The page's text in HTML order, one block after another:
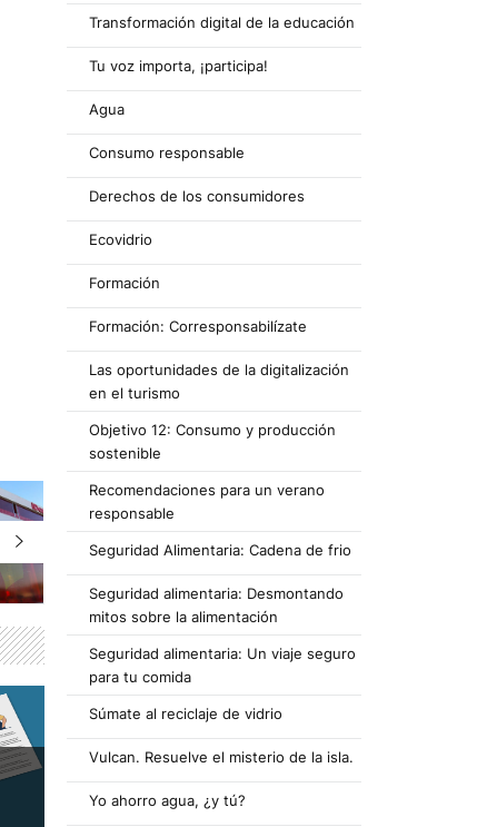
Transformación digital de la educación
Tu voz importa, ¡participa!
Agua
Consumo responsable
Derechos de los consumidores
Ecovidrio
Formación
Formación: Corresponsabilízate
Las oportunidades de la digitalización
en el turismo
Objetivo 12: Consumo y producción
sostenible
Recomendaciones para un verano
responsable
Seguridad Alimentaria: Cadena de frio
Seguridad alimentaria: Desmontando
mitos sobre la alimentación
Seguridad alimentaria: Un viaje seguro
para tu comida
Súmate al reciclaje de vidrio
Vulcan. Resuelve el misterio de la isla.
Yo ahorro agua, ¿y tú?